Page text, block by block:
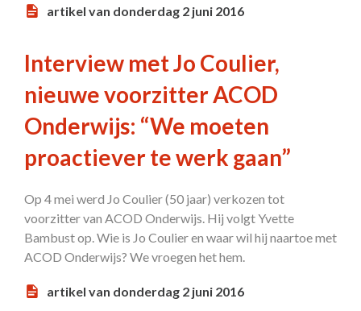
artikel van donderdag 2 juni 2016
Interview met Jo Coulier,
nieuwe voorzitter ACOD
Onderwijs: “We moeten
proactiever te werk gaan”
Op 4 mei werd Jo Coulier (50 jaar) verkozen tot
voorzitter van ACOD Onderwijs. Hij volgt Yvette
Bambust op. Wie is Jo Coulier en waar wil hij naartoe met
ACOD Onderwijs? We vroegen het hem.
artikel van donderdag 2 juni 2016